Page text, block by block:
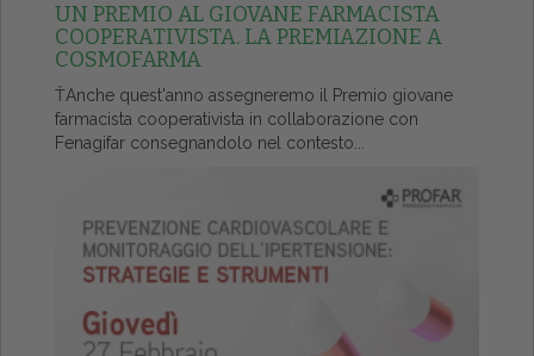
UN PREMIO AL GIOVANE FARMACISTA
COOPERATIVISTA. LA PREMIAZIONE A
COSMOFARMA
ŤAnche quest'anno assegneremo il Premio giovane
farmacista cooperativista in collaborazione con
Fenagifar consegnandolo nel contesto...